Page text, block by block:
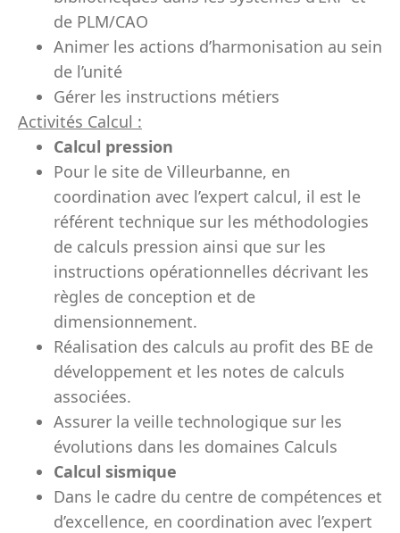
de PLM/CAO
Animer les actions d’harmonisation au sein
de l’unité
Gérer les instructions métiers
Activités Calcul :
Calcul pression
Pour le site de Villeurbanne, en
coordination avec l’expert calcul, il est le
référent technique sur les méthodologies
de calculs pression ainsi que sur les
instructions opérationnelles décrivant les
règles de conception et de
dimensionnement.
Réalisation des calculs au profit des BE de
développement et les notes de calculs
associées.
Assurer la veille technologique sur les
évolutions dans les domaines Calculs
Calcul sismique
Dans le cadre du centre de compétences et
d’excellence, en coordination avec l’expert